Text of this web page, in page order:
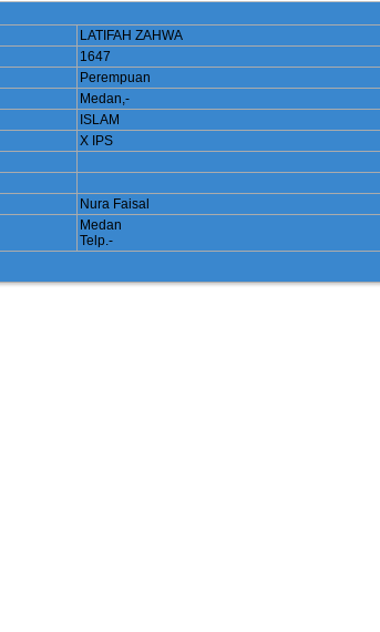
LATIFAH ZAHWA
1647
Perempuan
Medan,-
ISLAM
X IPS
Nura Faisal
Medan
Telp.-